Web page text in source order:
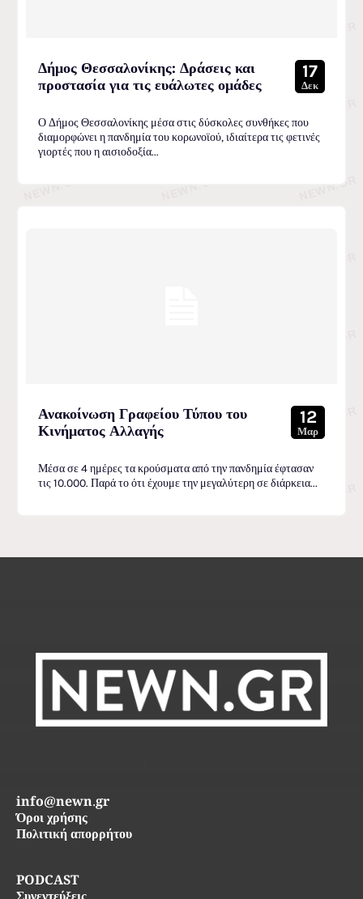
Δήμος Θεσσαλονίκης: Δράσεις και
προστασία για τις ευάλωτες ομάδες
17
Δεκ
Ο Δήμος Θεσσαλονίκης μέσα στις δύσκολες συνθήκες που
διαμορφώνει η πανδημία του κορωνοϊού, ιδιαίτερα τις φετινές
γιορτές που η αισιοδοξία...
Ανακοίνωση Γραφείου Τύπου του
Κινήματος Αλλαγής
12
Μαρ
Μέσα σε 4 ημέρες τα κρούσματα από την πανδημία έφτασαν
τις 10.000. Παρά το ότι έχουμε την μεγαλύτερη σε διάρκεια...
PODCAST
info@newn.gr
Όροι χρήσης
Πολιτική απορρήτου